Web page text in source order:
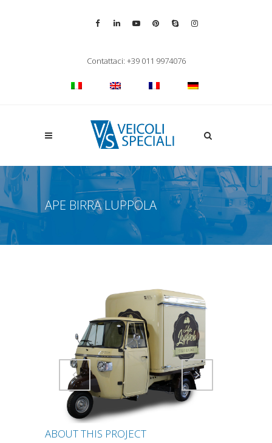
Contattaci: +39 011 9974076
Apri la ricerca
APE BIRRA LUPPOLA
Attiva comando Attiva comando
ABOUT THIS PROJECT